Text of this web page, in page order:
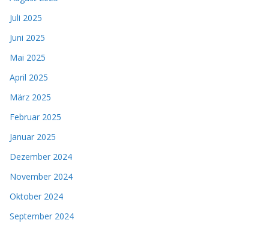
Juli 2025
Juni 2025
Mai 2025
April 2025
März 2025
Februar 2025
Januar 2025
Dezember 2024
November 2024
Oktober 2024
September 2024